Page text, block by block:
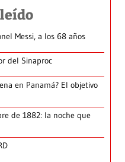
Messi, a los 68 años
del Sinaproc
en Panamá? El objetivo
de 1882: la noche que